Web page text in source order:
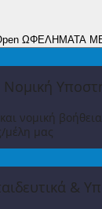
ΩΦΕΛΗΜΑΤΑ
Νομική
νομική
μέλη μας
&